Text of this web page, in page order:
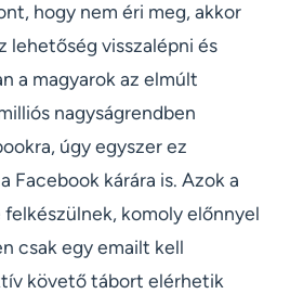
hogy nem éri meg, akkor
lehetőség visszalépni és
a magyarok az elmúlt
nagyságrendben
úgy egyszer ez
Facebook kárára is. Azok a
komoly előnnyel
csak egy emailt kell
követő tábort elérhetik